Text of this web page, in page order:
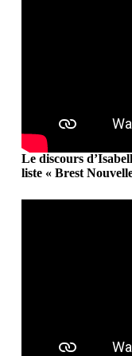
Le discours
liste « Brest